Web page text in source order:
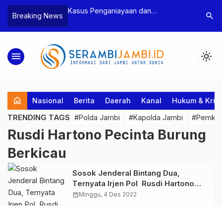
Breaking News
Bea Cukai
Pelaku beserta
dan 146 Gram
Kasus Penganiayaan dan
Tebo Tetapkan Dua Tersangka
Polres
Dua
search
menu light_mode
home Nasional Berita Daerah Kanal Hukum &
TRENDING TAGS #Polda Jambi #Kapolda Jambi
Rusdi Hartono Pecinta Burung
Berkicau
Sosok Jenderal Bintang Dua,
Ternyata Irjen Pol Rusdi Hartono
Pecinta Burung Berkicau
calendar_monthMinggu, 4 Des 2022